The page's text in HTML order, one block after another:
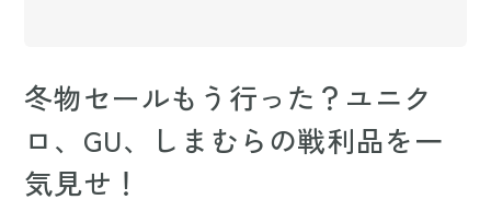
冬物セールもう行った？ユニク
ロ、GU、しまむらの戦利品を一
気見せ！